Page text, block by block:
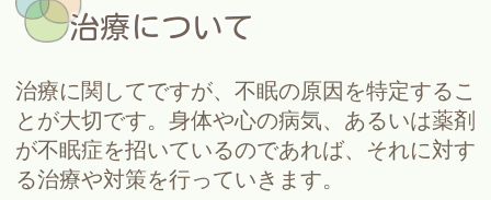
治療について
治療に関してですが、不眠の原因を特定するこ
とが大切です。身体や心の病気、あるいは薬剤
が不眠症を招いているのであれば、それに対す
る治療や対策を行っていきます。